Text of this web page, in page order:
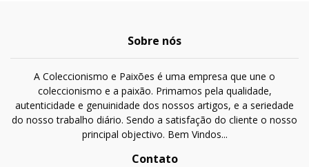
Sobre nós
A Coleccionismo e Paixões é uma empresa que une o
coleccionismo e a paixão. Primamos pela qualidade,
autenticidade e genuinidade dos nossos artigos, e a seriedade
do nosso trabalho diário. Sendo a satisfação do cliente o nosso
principal objectivo. Bem Vindos...
Contato